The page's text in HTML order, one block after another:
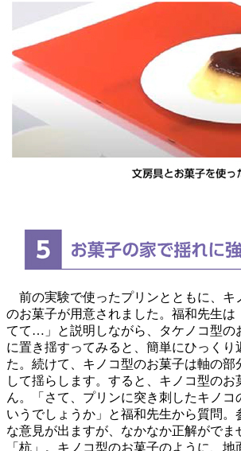
前の実験で使ったプリンとともに、キ
のお菓子が用意されました。福和先生は
てて…」と説明しながら、タケノコ型の
に置き揺すってみると、簡単にひっくり
た。続けて、キノコ型のお菓子は軸の部
して揺らします。すると、キノコ型のお
ん。「さて、プリンに突き刺したキノコ
いうでしょうか」と福和先生から質問。
な意見が出ますが、なかなか正解がでま
「杭」。キノコ型のお菓子のように、